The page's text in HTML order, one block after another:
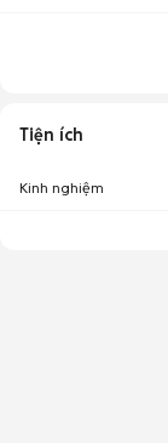
Tiện ích
Kinh nghiệm